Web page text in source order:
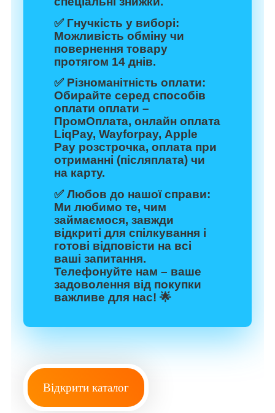
✅ Гнучкість у виборі:
Можливість обміну чи
повернення товару
протягом 14 днів.
✅ Різноманітність оплати:
Обирайте серед способів
оплати оплати –
ПромОплата, онлайн оплата
LiqPay, Wayforpay, Apple
Pay розстрочка, оплата при
отриманні (післяплата) чи
на карту.
✅Любов до нашої справи:
Ми любимо те, чим
займаємося, завжди
відкриті для спілкування і
готові відповісти на всі
ваші запитання.
Телефонуйте нам – ваше
задоволення від покупки
важливе для нас! 🌟
Відкрити каталог